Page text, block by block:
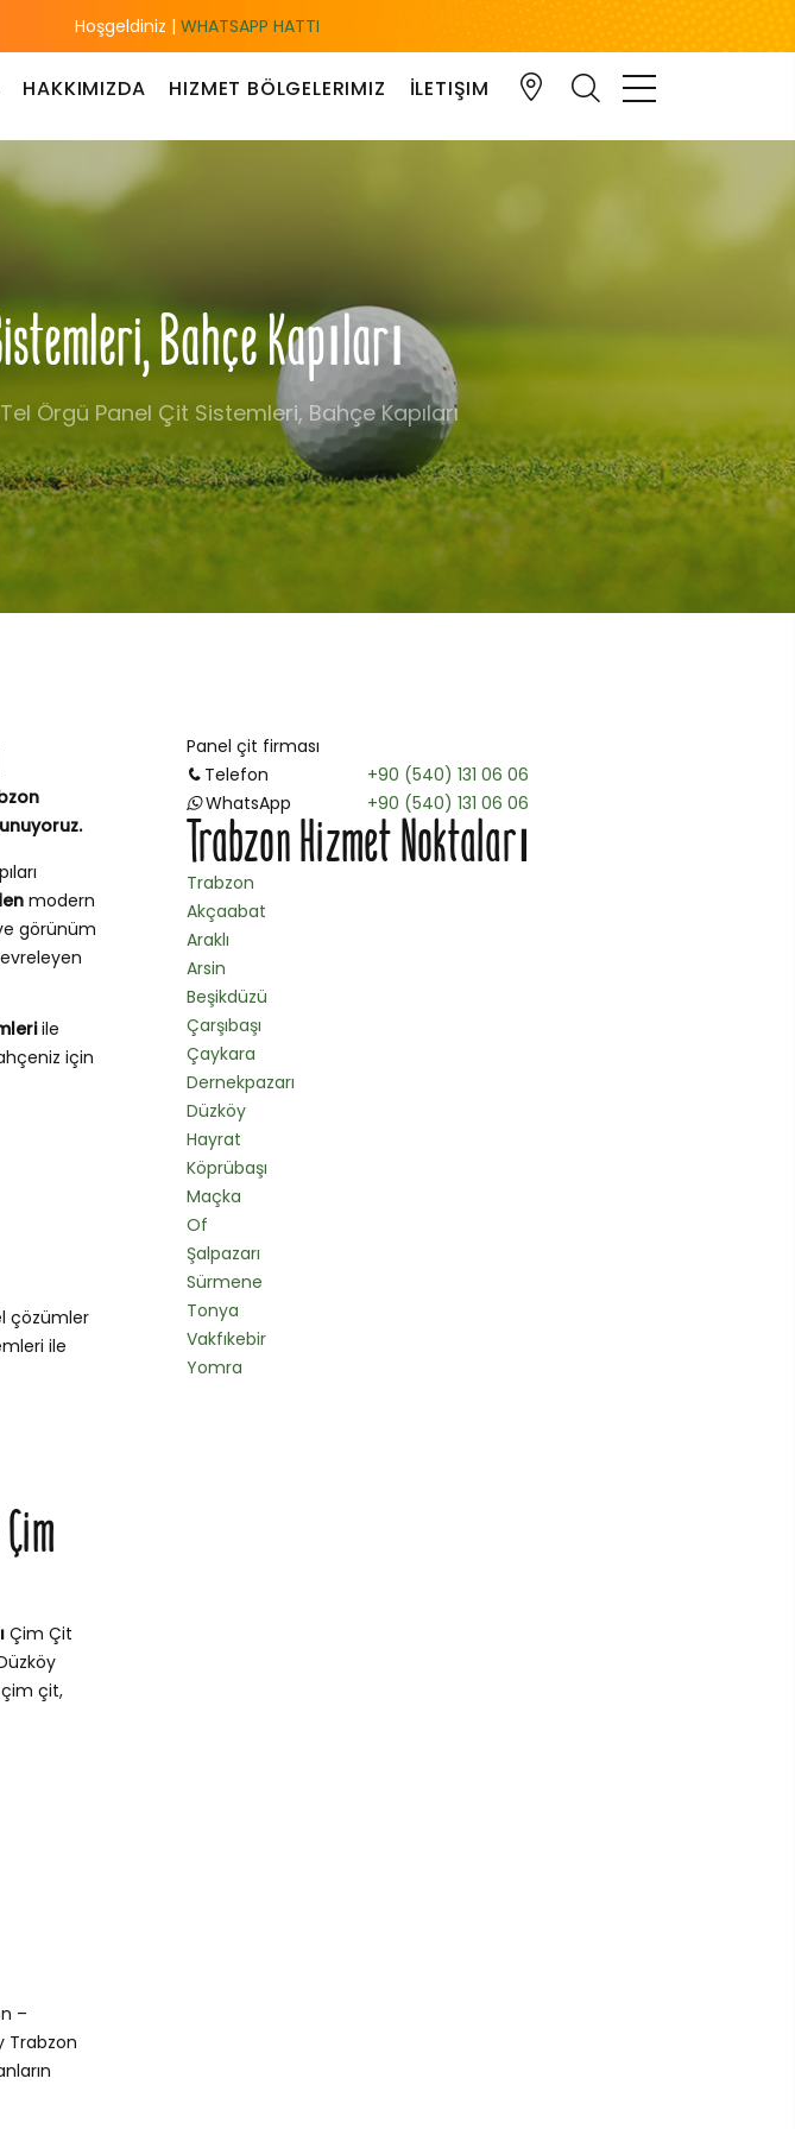
Hoşgeldiniz | WHATSAPP HATTI
HAKKIMIZDA HIZMET BÖLGELERIMIZ İLETIŞIM
Bahçe Kapıları
Örgü Panel Çit Sistemleri, Bahçe Kapıları
Panel çit firması
Telefon
+90 (540) 131 06 06
WhatsApp
+90 (540) 131 06 06
Trabzon Hizmet Noktaları
Trabzon
Akçaabat
Araklı
Arsin
Beşikdüzü
Çarşıbaşı
Çaykara
Dernekpazarı
Düzköy
Hayrat
Köprübaşı
Maçka
Of
Şalpazarı
Sürmene
Tonya
Vakfıkebir
Yomra
modern
görünüm
ile
için
çözümler
ile
Çim Çit
çim çit,
–
Trabzon